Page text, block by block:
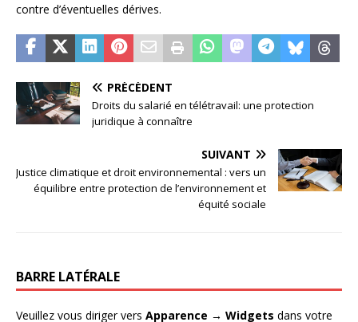
contre d’éventuelles dérives.
PRÉCÉDENT
Droits du salarié en télétravail: une protection
juridique à connaître
SUIVANT
Justice climatique et droit environnemental : vers un
équilibre entre protection de l’environnement et
équité sociale
BARRE LATÉRALE
Veuillez vous diriger vers Apparence → Widgets dans votre